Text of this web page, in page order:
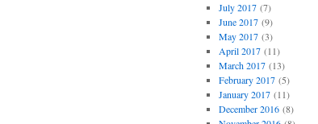
July 2017(7)
June 2017(9)
May 2017(3)
April 2017(11)
March 2017(13)
February 2017(5)
January 2017(11)
December 2016(8)